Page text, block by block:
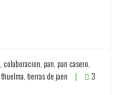
, colaboracion, pan, pan casero,
thuelma, tierras de jaen
3